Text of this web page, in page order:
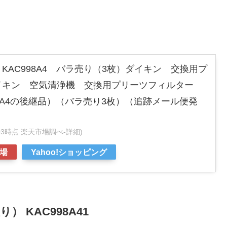
KAC998A4 バラ売り（3枚）ダイキン 交換用プ
キン 空気清浄機 交換用プリーツフィルター
の後継品）（バラ売り3枚）（追跡メール便発
時点 楽天市場調べ-詳細)
Yahoo!ショッピング
） KAC998A41